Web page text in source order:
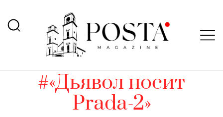
#«Дьявол носит
Prada-2»